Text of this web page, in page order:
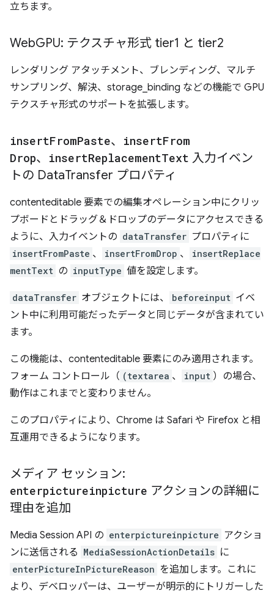
立ちます。
WebGPU: テクスチャ形式 tier1 と tier2
レンダリング アタッチメント、ブレンディング、マルチ
サンプリング、解決、storage_binding などの機能で GPU
テクスチャ形式のサポートを拡張します。
insertFromPaste、 insertFrom
Drop、 insertReplacementText 入力イベン
トの DataTransfer プロパティ
contenteditable 要素での編集オペレーション中にクリッ
プボードとドラッグ＆ドロップのデータにアクセスできる
ように、入力イベントの dataTransfer プロパティに
insertFromPaste 、 insertFromDrop 、
insertReplace
mentText の inputType 値を設定します。
dataTransfer オブジェクトには、 beforeinput イベ
ント中に利用可能だったデータと同じデータが含まれてい
ます。
この機能は、contenteditable 要素にのみ適用されます。
フォーム コントロール（ (textarea 、 input ）の場合、
動作はこれまでと変わりません。
このプロパティにより、Chrome は Safari や Firefox と相
互運用できるようになります。
メディア セッション:
enterpictureinpicture アクションの詳細に
理由を追加
Media Session API の enterpictureinpicture アクショ
ンに送信される MediaSessionActionDetails に
enterPictureInPictureReason を追加します。これに
より、デベロッパーは、ユーザーが明示的にトリガーした